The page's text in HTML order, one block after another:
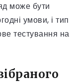
може бути
умови, і тип
тестування на